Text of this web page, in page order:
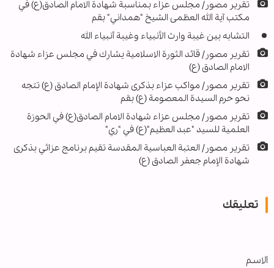
تقرير مصور/ مجلس عزاء بمناسبة شهادة الامام الصادق(ع) في
مكتب آية الله العظمى الشيخ "همداني" بقم
التشابه بين غيبة وارث الأنبياء وغيبة أنبياء الله
تقرير مصور/ قائد الثورة الاسلامية يشارك في مجلس عزاء شهادة
الامام الصادق (ع)
تقرير مصور/ مواكب عزاء بذكرى شهادة الإمام الصادق (ع) تتجه
نحو حرم السيدة المعصومة (ع) بقم
تقرير مصور/ مجلس عزاء شهادة الامام الصادق(ع) في الحوزة
العلمية للسيد "عبد العظيم"(ع) في "ري"
تقرير مصور/ العتبة العباسية المقدسة تقيم برنامج عزائي بذكرى
شهادة الإمام جعفر الصادق (ع)
تعليقك
الاسم